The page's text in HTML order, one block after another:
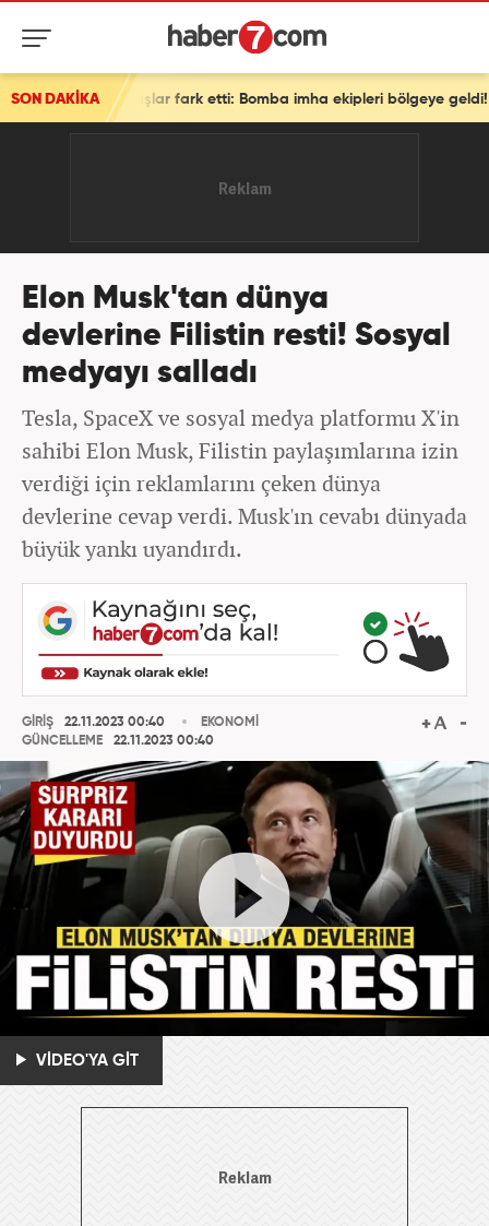
SON DAKİKA
fark etti: Bomba imha ekipleri bölgeye geldi!
Elon Musk'tan dünya
devlerine Filistin resti! Sosyal
medyayı salladı
Tesla, SpaceX ve sosyal medya platformu X'in
sahibi Elon Musk, Filistin paylaşımlarına izin
verdiği için reklamlarını çeken dünya
devlerine cevap verdi. Musk'ın cevabı dünyada
büyük yankı uyandırdı.
GİRİŞ
22.11.2023 00:40
GÜNCELLEME
22.11.2023 00:40
EKONOMİ
VİDEO'YA GİT